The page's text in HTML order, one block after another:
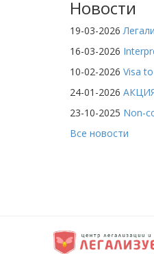
Новости
19-03-2026
16-03-2026
10-02-2026 Visa
24-01-2026
23-10-2025 Non-
Все новости